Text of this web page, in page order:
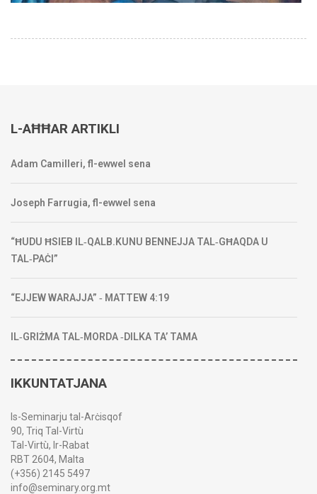
L-AĦĦAR ARTIKLI
Adam Camilleri, fl-ewwel sena
Joseph Farrugia, fl-ewwel sena
“ĦUDU ĦSIEB IL‑QALB.KUNU BENNEJJA TAL‑GĦAQDA U
TAL‑PAĊI”
“EJJEW WARAJJA” ‑ MATTEW 4:19
IL‑GRIŻMA TAL‑MORDA ‑DILKA TA’ TAMA
IKKUNTATJANA
Is-Seminarju tal-Arċisqof
90, Triq Tal-Virtù
Tal-Virtù, Ir-Rabat
RBT 2604, Malta
(+356) 2145 5497
info@seminary.org.mt